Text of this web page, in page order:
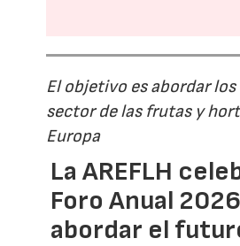
El objetivo es abordar
sector de las frutas y
Europa
La AREFLH
Foro Anual
abordar el